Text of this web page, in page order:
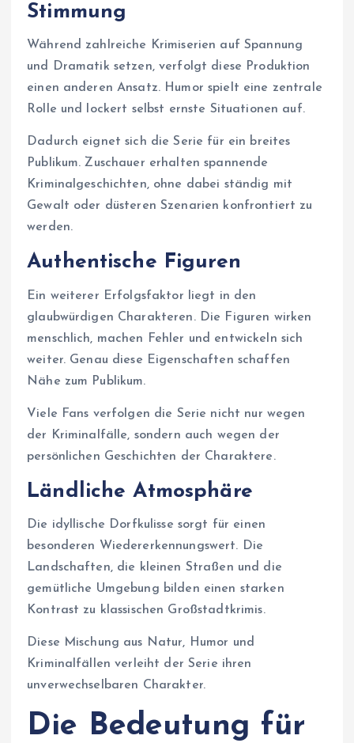
Stimmung
Während zahlreiche Krimiserien auf Spannung
und Dramatik setzen, verfolgt diese Produktion
einen anderen Ansatz. Humor spielt eine zentrale
Rolle und lockert selbst ernste Situationen auf.
Dadurch eignet sich die Serie für ein breites
Publikum. Zuschauer erhalten spannende
Kriminalgeschichten, ohne dabei ständig mit
Gewalt oder düsteren Szenarien konfrontiert zu
werden.
Authentische Figuren
Ein weiterer Erfolgsfaktor liegt in den
glaubwürdigen Charakteren. Die Figuren wirken
menschlich, machen Fehler und entwickeln sich
weiter. Genau diese Eigenschaften schaffen
Nähe zum Publikum.
Viele Fans verfolgen die Serie nicht nur wegen
der Kriminalfälle, sondern auch wegen der
persönlichen Geschichten der Charaktere.
Ländliche Atmosphäre
Die idyllische Dorfkulisse sorgt für einen
besonderen Wiedererkennungswert. Die
Landschaften, die kleinen Straßen und die
gemütliche Umgebung bilden einen starken
Kontrast zu klassischen Großstadtkrimis.
Diese Mischung aus Natur, Humor und
Kriminalfällen verleiht der Serie ihren
unverwechselbaren Charakter.
Die Bedeutung für